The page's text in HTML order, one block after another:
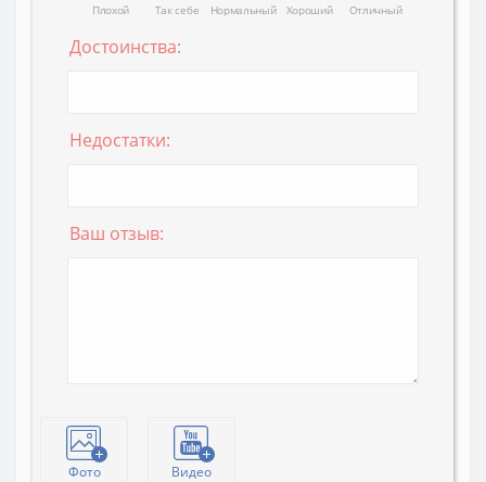
Плохой Так себе Нормальный Хороший Отличный
Достоинства:
Недостатки:
Ваш отзыв:
Фото Видео